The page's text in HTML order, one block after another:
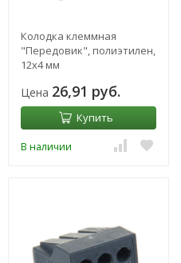
Колодка клеммная
"Передовик", полиэтилен,
12х4 мм
Цена 26,91 руб.
Купить
В наличии